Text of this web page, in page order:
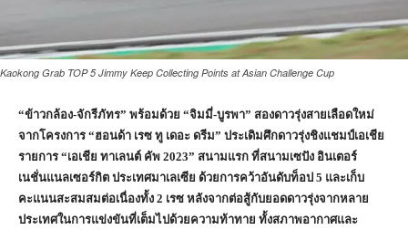
Kaokong Grab TOP 5 Jimmy Keep Collecting Points at Asian Challenge Cup
“ข้าวกล้อง-จักรีภัทร” พร้อมด้วย “จิมมี่-บูรพา” สองดาวรุ่งสายเลือดใหม่
จากโครงการ “ฮอนด้า เรซ ทู เดอะ ดรีม” ประเดิมศึกดาวรุ่งชิงแชมป์เอเชีย
รายการ “เอเชีย ทาเลนต์ คัพ 2023” สนามแรก ที่สนามเซปัง อินเตอร์
เนชั่นแนลเซอร์กิต ประเทศมาเลเซีย ด้วยการคว้าอันดับท็อป 5 และเก็บ
คะแนนสะสมสมต่อเนื่องทั้ง 2 เรซ หลังจากต่อสู้กับยอดดาวรุ่งจากหลาย
ประเทศในการแข่งขันที่เต็มไปด้วยความท้าทาย ทั้งสภาพอากาศและ